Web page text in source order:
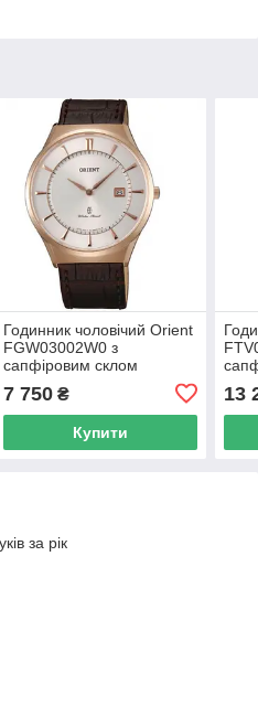
Годинник чоловічий Orient
FGW03002W0 з
сапфіровим склом
7 750₴
Купити
13
за рік